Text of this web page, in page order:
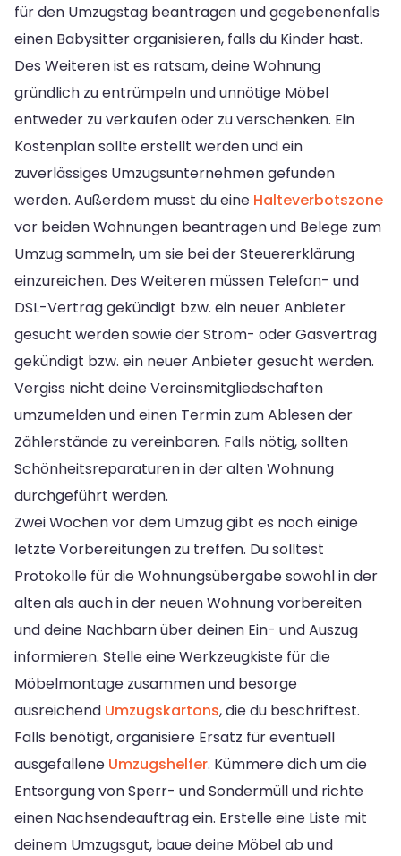
für den Umzugstag beantragen und gegebenenfalls
einen Babysitter organisieren, falls du Kinder hast.
Des Weiteren ist es ratsam, deine Wohnung
gründlich zu entrümpeln und unnötige Möbel
entweder zu verkaufen oder zu verschenken. Ein
Kostenplan sollte erstellt werden und ein
zuverlässiges Umzugsunternehmen gefunden
werden. Außerdem musst du eine Halteverbotszone
vor beiden Wohnungen beantragen und Belege zum
Umzug sammeln, um sie bei der Steuererklärung
einzureichen. Des Weiteren müssen Telefon- und
DSL-Vertrag gekündigt bzw. ein neuer Anbieter
gesucht werden sowie der Strom- oder Gasvertrag
gekündigt bzw. ein neuer Anbieter gesucht werden.
Vergiss nicht deine Vereinsmitgliedschaften
umzumelden und einen Termin zum Ablesen der
Zählerstände zu vereinbaren. Falls nötig, sollten
Schönheitsreparaturen in der alten Wohnung
durchgeführt werden.
Zwei Wochen vor dem Umzug gibt es noch einige
letzte Vorbereitungen zu treffen. Du solltest
Protokolle für die Wohnungsübergabe sowohl in der
alten als auch in der neuen Wohnung vorbereiten
und deine Nachbarn über deinen Ein- und Auszug
informieren. Stelle eine Werkzeugkiste für die
Möbelmontage zusammen und besorge
ausreichend Umzugskartons, die du beschriftest.
Falls benötigt, organisiere Ersatz für eventuell
ausgefallene Umzugshelfer. Kümmere dich um die
Entsorgung von Sperr- und Sondermüll und richte
einen Nachsendeauftrag ein. Erstelle eine Liste mit
deinem Umzugsgut, baue deine Möbel ab und